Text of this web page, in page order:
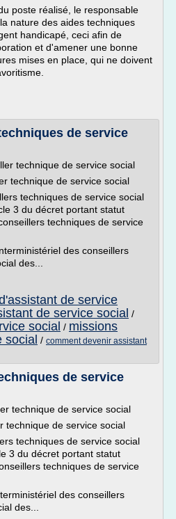
poste réalisé, le responsable
nature des aides techniques
handicapé, ceci afin de
et d'amener une bonne
mises en place, qui ne doivent
de service
technique de service social
technique de service social
techniques de service social
3 du décret portant statut
techniques de service
des conseillers
des...
de service
de service social /
social / missions
social / comment devenir assistant
de service
technique de service social
technique de service social
techniques de service social
3 du décret portant statut
techniques de service
des conseillers
des...